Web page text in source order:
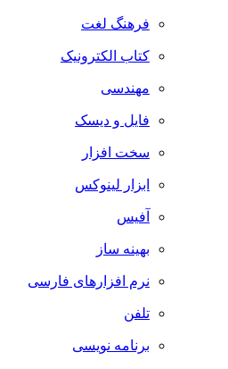
فرهنگ لغت
کتاب الکترونیک
مهندسی
فایل و دیسک
سخت افزار
ابزار لینوکس
آفیس
بهینه ساز
نرم افزارهای فارسی
تلفن
برنامه نویسی